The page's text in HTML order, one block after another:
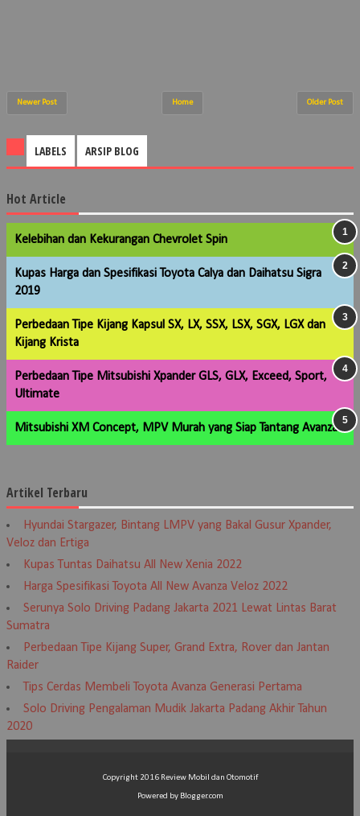
Newer Post Older Post
Home
LABELS ARSIP BLOG
Hot Article
Kelebihan dan Kekurangan Chevrolet Spin
Kupas Harga dan Spesifikasi Toyota Calya dan Daihatsu Sigra
2019
Perbedaan Tipe Kijang Kapsul SX, LX, SSX, LSX, SGX, LGX dan
Kijang Krista
Perbedaan Tipe Mitsubishi Xpander GLS, GLX, Exceed, Sport,
Ultimate
Mitsubishi XM Concept, MPV Murah yang Siap Tantang Avanza
Artikel Terbaru
Hyundai Stargazer, Bintang LMPV yang Bakal Gusur Xpander,
Veloz dan Ertiga
Kupas Tuntas Daihatsu All New Xenia 2022
Harga Spesifikasi Toyota All New Avanza Veloz 2022
Serunya Solo Driving Padang Jakarta 2021 Lewat Lintas Barat
Sumatra
Perbedaan Tipe Kijang Super, Grand Extra, Rover dan Jantan
Raider
Tips Cerdas Membeli Toyota Avanza Generasi Pertama
Solo Driving Pengalaman Mudik Jakarta Padang Akhir Tahun
2020
Copyright 2016 Review Mobil dan Otomotif
Powered by Blogger.com